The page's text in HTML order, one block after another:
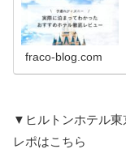
fraco-blog.com
▼ヒルトンホテル東
レポはこちら